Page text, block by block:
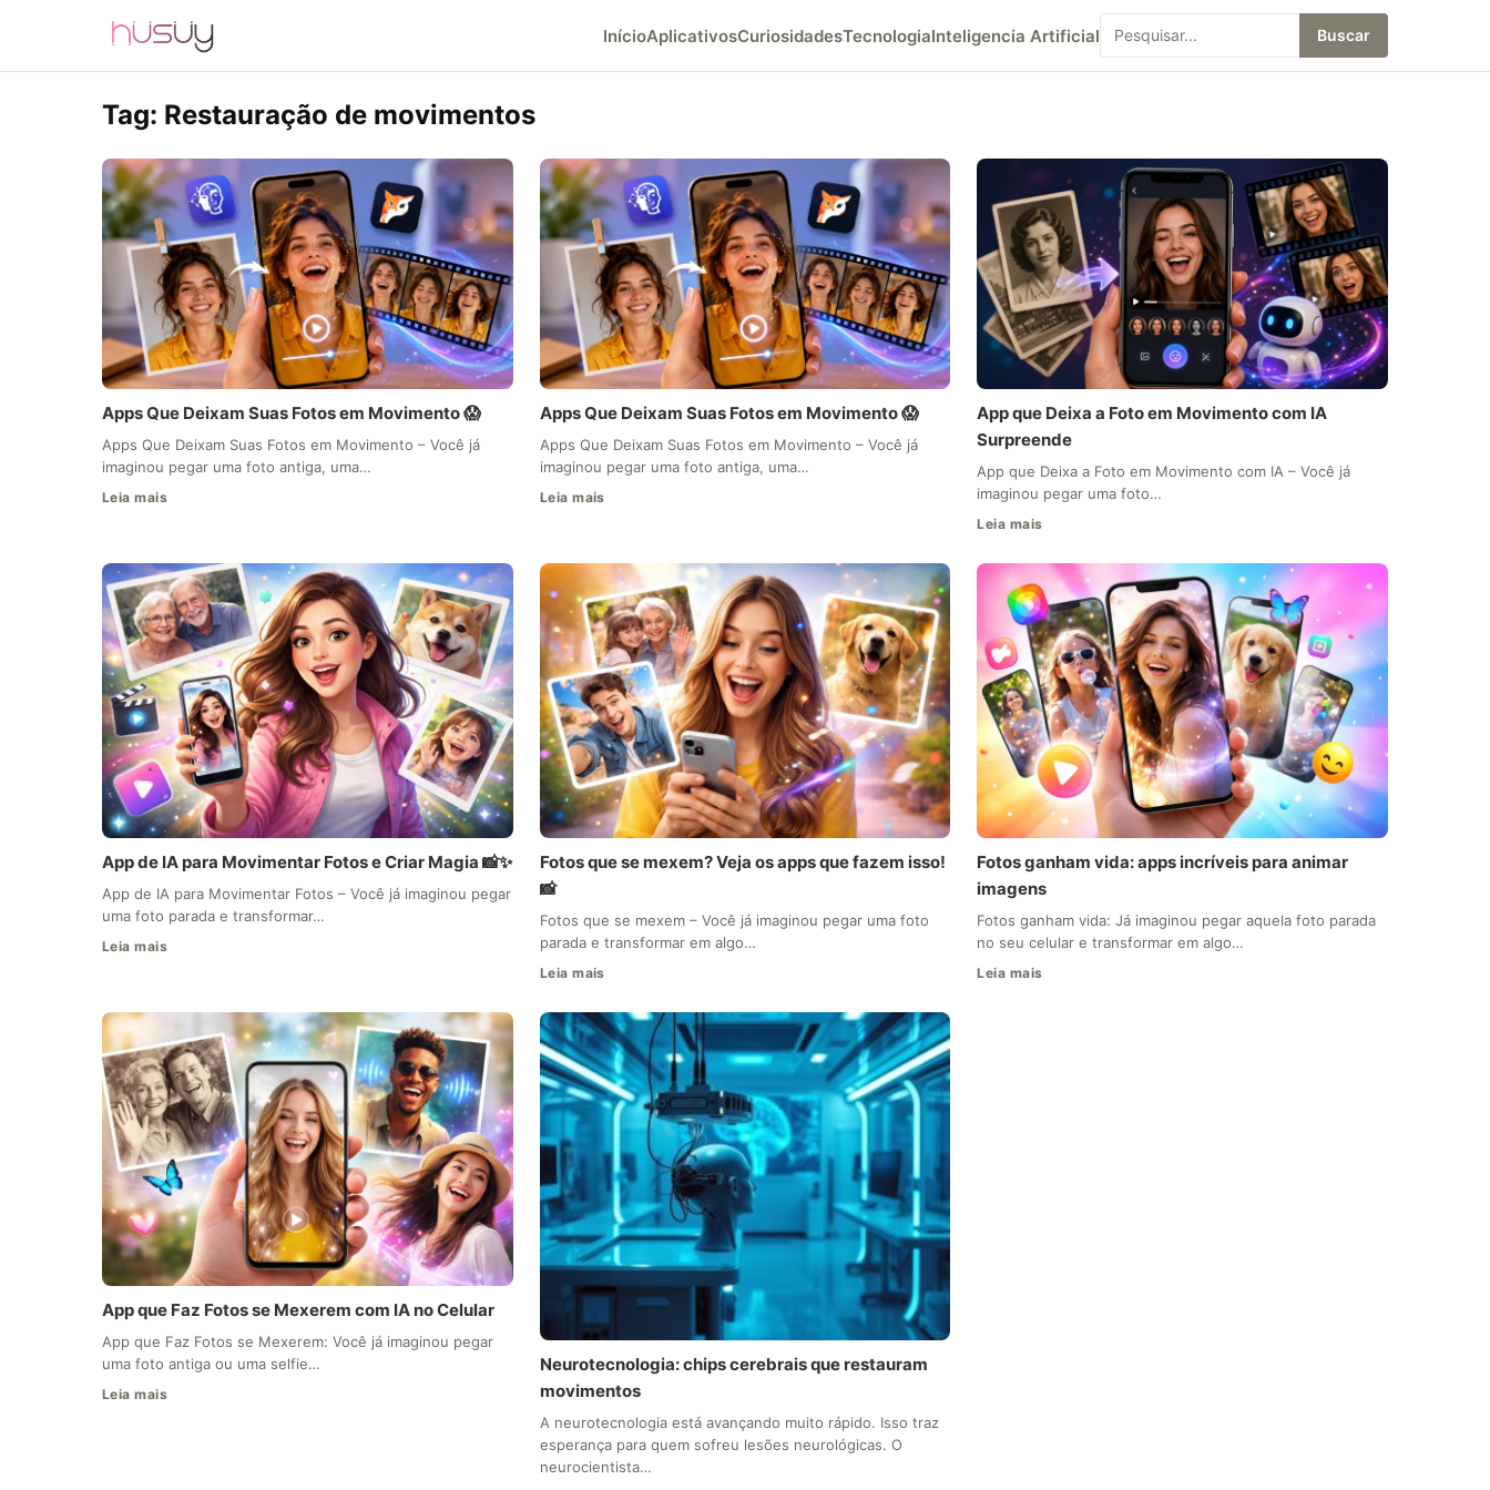
InícioAplicativosCuriosidadesTecnologiaInteligencia Artificial Buscar
Tag: Restauração de movimentos
Apps Que Deixam Suas Fotos em Movimento 😱
Apps Que Deixam Suas Fotos em Movimento – Você já
imaginou pegar uma foto antiga, uma…
Leia mais
Apps Que Deixam Suas Fotos em Movimento 😱
Apps Que Deixam Suas Fotos em Movimento – Você já
imaginou pegar uma foto antiga, uma…
Leia mais
App que Deixa a Foto em Movimento com IA
Surpreende
App que Deixa a Foto em Movimento com IA – Você já
imaginou pegar uma foto…
Leia mais
App de IA para Movimentar Fotos e Criar Magia 📸✨
App de IA para Movimentar Fotos – Você já imaginou pegar
uma foto parada e transformar…
Leia mais
Fotos que se mexem? Veja os apps que fazem isso!
📸
Fotos que se mexem – Você já imaginou pegar uma foto
parada e transformar em algo…
Leia mais
Fotos ganham vida: apps incríveis para animar
imagens
Fotos ganham vida: Já imaginou pegar aquela foto parada
no seu celular e transformar em algo…
Leia mais
App que Faz Fotos se Mexerem com IA no Celular
App que Faz Fotos se Mexerem: Você já imaginou pegar
uma foto antiga ou uma selfie…
Leia mais
Neurotecnologia: chips cerebrais que restauram
movimentos
A neurotecnologia está avançando muito rápido. Isso traz
esperança para quem sofreu lesões neurológicas. O
neurocientista…